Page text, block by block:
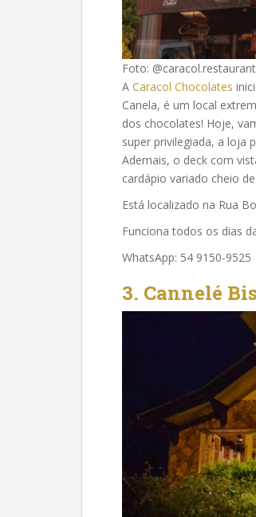
Foto:
A Caracol Chocolates
Canela, é um local
dos chocolates! Hoje,
super privilegiada, a loja
Ademais, o deck com
cardápio variado cheio
Está localizado na Rua
Funciona todos os dias
WhatsApp: 54 9150-9525
3. Cannelé